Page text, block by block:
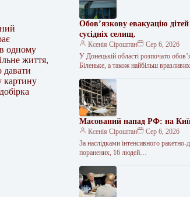
одному
життя,
давати
картину
Обов’язкову евакуацію
сусідніх селищ.
Ксенія Сіроштан
Сер 6, 2026
У Донецькій області розпочато
Біленьке, а також найбільш
Масований напад РФ: на
Ксенія Сіроштан
Сер 6, 2026
За наслідками інтенсивного
поранених, 16 людей…